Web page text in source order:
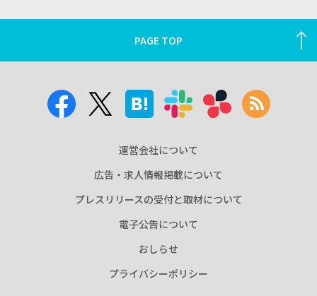
PAGE TOP
運営会社について
広告・求人情報掲載について
プレスリリースの受付と取材について
電子公告について
おしらせ
プライバシーポリシー